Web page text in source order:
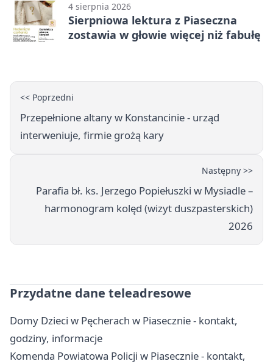
4 sierpnia 2026
Sierpniowa lektura z Piaseczna
zostawia w głowie więcej niż fabułę
<< Poprzedni
Przepełnione altany w Konstancinie - urząd
interweniuje, firmie grożą kary
Następny >>
Parafia bł. ks. Jerzego Popiełuszki w Mysiadle –
harmonogram kolęd (wizyt duszpasterskich)
2026
Przydatne dane teleadresowe
Domy Dzieci w Pęcherach w Piasecznie - kontakt,
godziny, informacje
Komenda Powiatowa Policji w Piasecznie - kontakt,